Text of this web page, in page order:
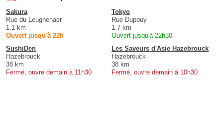
Sakura
Rue du Leughenaer
1.1 km
Ouvert jusqu'à 22h
Tokyo
Rue Dupouy
1.7 km
Ouvert jusqu'à 22h30
SushiDen
Hazebrouck
38 km
Fermé, ouvre demain à 11h30
Les Saveurs d'Asie Hazebrouck
Hazebrouck
38 km
Fermé, ouvre demain à 10h30